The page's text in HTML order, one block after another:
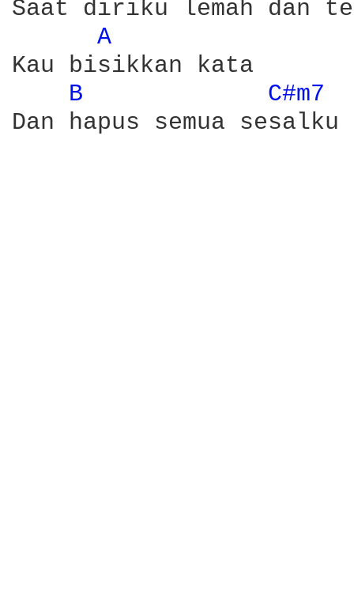
Saat diriku lemah dan
A
Kau bisikkan kata
B
C#m7
Dan hapus semua sesalku